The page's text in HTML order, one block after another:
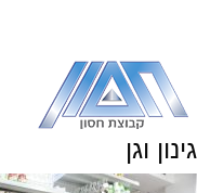
העמוד
גינון וגן